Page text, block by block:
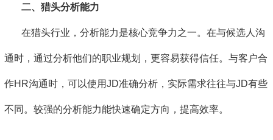
二、猎头分析能力
在猎头行业，分析能力是核心竞争力之一。在与候选人沟
通时，通过分析他们的职业规划，更容易获得信任。与客户合
作HR沟通时，可以使用JD准确分析，实际需求往往与JD有些
不同。较强的分析能力能快速确定方向，提高效率。